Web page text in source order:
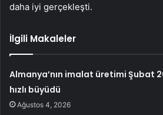
daha iyi gerçekleşti.
İlgili Makaleler
Almanya’nın imalat üretimi Şubat
hızlı büyüdü
Ağustos 4, 2026